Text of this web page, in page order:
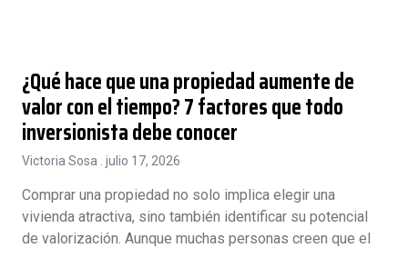
¿Qué hace que una propiedad aumente de
valor con el tiempo? 7 factores que todo
inversionista debe conocer
Victoria Sosa julio 17, 2026
Comprar una propiedad no solo implica elegir una
vivienda atractiva, sino también identificar su potencial
de valorización. Aunque muchas personas creen que el